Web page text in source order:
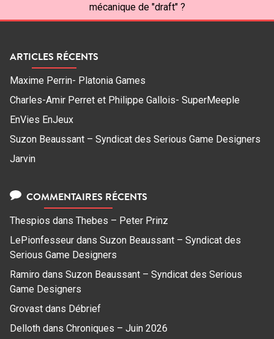
mécanique de "draft" ?
ARTICLES RÉCENTS
Maxime Perrin- Platonia Games
Charles-Amir Perret et Philippe Gallois- SuperMeeple
EnVies EnJeux
Suzon Beaussant – Syndicat des Serious Game Designers
Jarvin
COMMENTAIRES RÉCENTS
Thespios dans Thebes – Peter Prinz
LePionfesseur dans Suzon Beaussant – Syndicat des
Serious Game Designers
Ramiro dans Suzon Beaussant – Syndicat des Serious
Game Designers
Grovast dans Débrief
Delloth dans Chroniques – Juin 2026